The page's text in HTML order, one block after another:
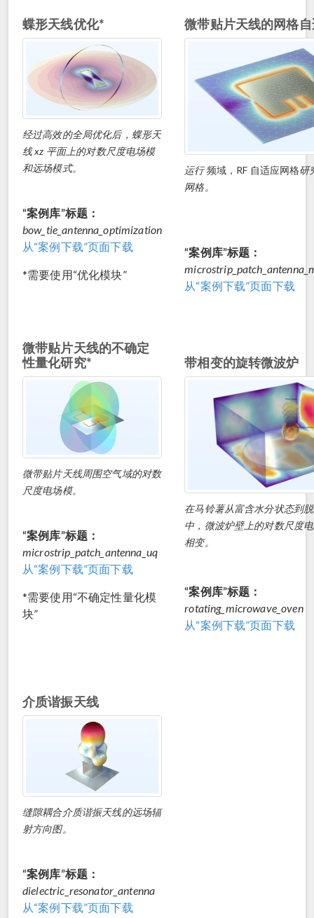
蝶形天线优化*
经过高效的全局优化后，蝶形天
线 xz 平面上的对数尺度电场模
和远场模式。
“案例库”标题：
bow_tie_antenna_optimization
从“案例下载”页面下载
*需要使用“优化模块”
微带贴片天线的网格
运行频域，RF 自适应网格研
网格。
“案例库”标题：
从“案例下载”页面下载
微带贴片天线的不确定
性量化研究*
微带贴片天线周围空气域的对数
尺度电场模。
“案例库”标题：
microstrip_patch_antenna_uq
从“案例下载”页面下载
*需要使用“不确定性量化模
块”
带相变的旋转微波炉
在马铃薯从富含水分状态到
中，微波炉壁上的对数尺度
相变。
“案例库”标题：
rotating_microwave_oven
从“案例下载”页面下载
介质谐振天线
缝隙耦合介质谐振天线的远场辐
射方向图。
“案例库”标题：
dielectric_resonator_antenna
从“案例下载”页面下载